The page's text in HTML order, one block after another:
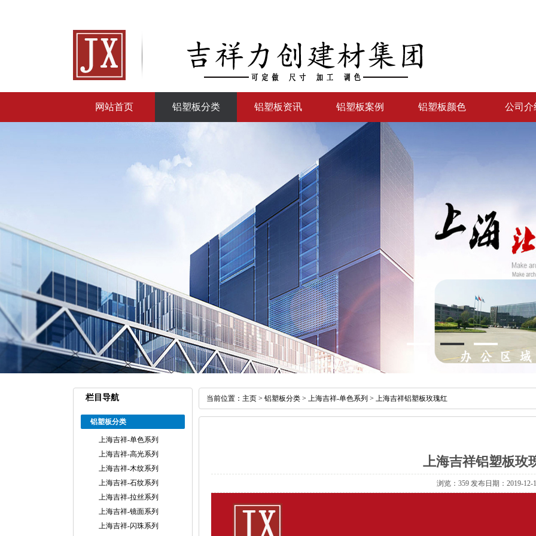
网站首页 铝塑板分类 铝塑板资讯 铝塑板案例 铝塑板颜色 公司介
栏目导航
铝塑板分类
上海吉祥-单色系列
上海吉祥-高光系列
上海吉祥-木纹系列
上海吉祥-石纹系列
上海吉祥-拉丝系列
上海吉祥-镜面系列
上海吉祥-闪珠系列
当前位置： 主页 > 铝塑板分类 > 上海吉祥-单色系列 > 上海吉祥铝塑板玫瑰红
上海吉祥铝塑板玫
浏览： 359 发布日期：2019-12-